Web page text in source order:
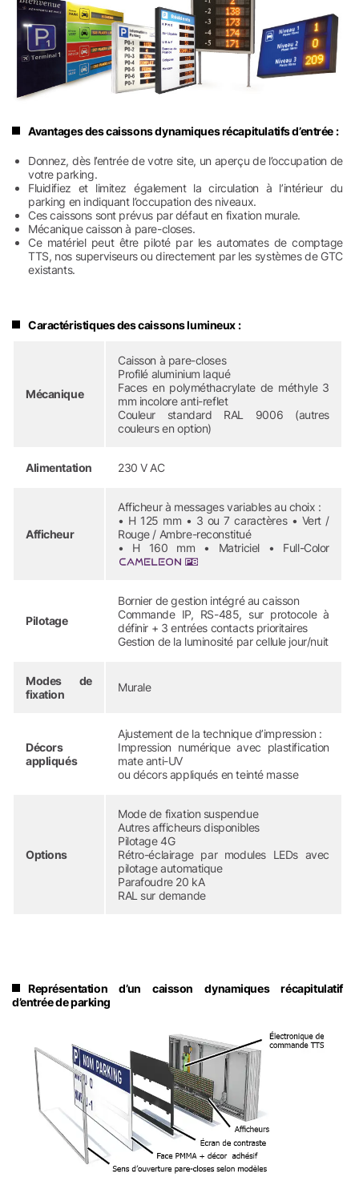
Avantages des caissons dynamiques récapitulatifs d’entrée :
Donnez, dès l’entrée de votre site, un aperçu de l’occupation de
votre parking.
Fluidifiez et limitez également la circulation à l’intérieur du
parking en indiquant l’occupation des niveaux.
Ces caissons sont prévus par défaut en fixation murale.
Mécanique caisson à pare-closes.
Ce matériel peut être piloté par les automates de comptage
TTS, nos superviseurs ou directement par les systèmes de GTC
existants.
Caractéristiques des caissons lumineux :
Mécanique
Caisson à pare-closes
Profilé aluminium laqué
Faces en polyméthacrylate de méthyle 3
mm incolore anti-reflet
Couleur standard RAL 9006 (autres
couleurs en option)
Alimentation 230 V AC
Afficheur
Afficheur à messages variables au choix :
• H 125 mm • 3 ou 7 caractères • Vert /
Rouge / Ambre-reconstitué
• H 160 mm • Matriciel • Full-Color
Pilotage
Bornier de gestion intégré au caisson
Commande IP, RS-485, sur protocole à
définir + 3 entrées contacts prioritaires
Gestion de la luminosité par cellule jour/nuit
Modes de
fixation
Murale
Décors
appliqués
Ajustement de la technique d’impression :
Impression numérique avec plastification
mate anti-UV
ou décors appliqués en teinté masse
Options
Mode de fixation suspendue
Autres afficheurs disponibles
Pilotage 4G
Rétro-éclairage par modules LEDs avec
pilotage automatique
Parafoudre 20 kA
RAL sur demande
Représentation d’un caisson dynamiques récapitulatif
d’entrée de parking